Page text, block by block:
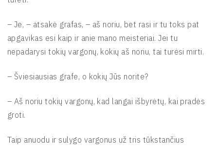
– Je, – atsakė grafas, – aš noriu, bet rasi ir tu toks pat
apgavikas esi kaip ir anie mano meisteriai. Jei tu
nepadarysi tokių vargonų, kokių aš noriu, tai turėsi mirti.
– Šviesiausias grafe, o kokių Jūs norite?
– Aš noriu tokių vargonų, kad langai išbyrėtų, kai pradės
groti.
Taip anuodu ir sulygo vargonus už tris tūkstančius